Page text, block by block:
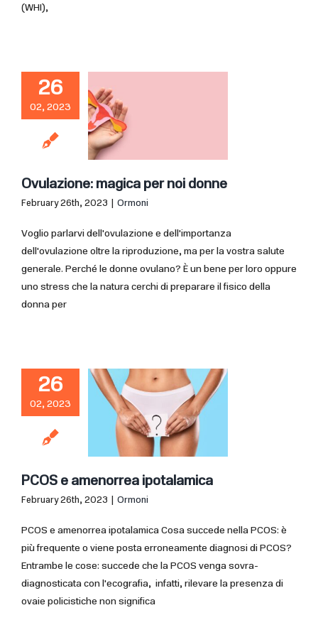
(WHI),
26
02, 2023
Ovulazione: magica per noi donne
February 26th, 2023 | Ormoni
Voglio parlarvi dell'ovulazione e dell'importanza
dell'ovulazione oltre la riproduzione, ma per la vostra salute
generale. Perché le donne ovulano? È un bene per loro oppure
uno stress che la natura cerchi di preparare il fisico della
donna per
26
02, 2023
PCOS e amenorrea ipotalamica
February 26th, 2023 | Ormoni
PCOS e amenorrea ipotalamica Cosa succede nella PCOS: è
più frequente o viene posta erroneamente diagnosi di PCOS?
Entrambe le cose: succede che la PCOS venga sovra-
diagnosticata con l'ecografia, infatti, rilevare la presenza di
ovaie policistiche non significa